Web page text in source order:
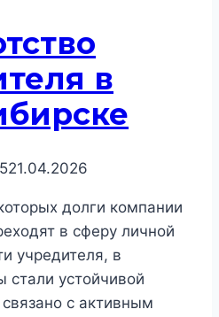
в
21.04.2026
долги компании
в сферу личной
учредителя, в
стали устойчивой
с активным